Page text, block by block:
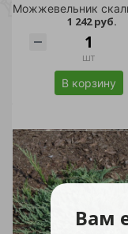
Вам
1 242 руб.
шт
В корзину